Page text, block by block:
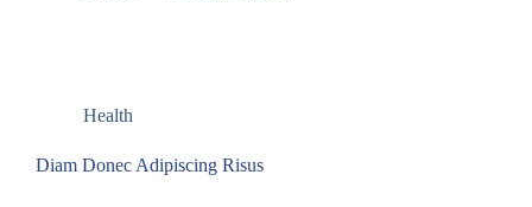
Health
Diam Donec Adipiscing Risus